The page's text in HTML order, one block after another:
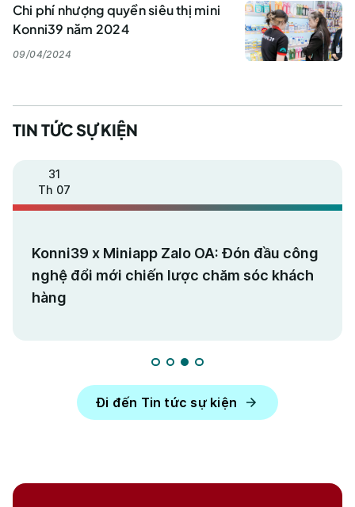
Chi phí nhượng quyền siêu thị mini
Konni39 năm 2024
09/04/2024
TIN TỨC SỰ KIỆN
31
Th 07
Konni39 x Miniapp Zalo OA: Đón đầu công
nghệ đổi mới chiến lược chăm sóc khách
hàng
Đi đến Tin tức sự kiện